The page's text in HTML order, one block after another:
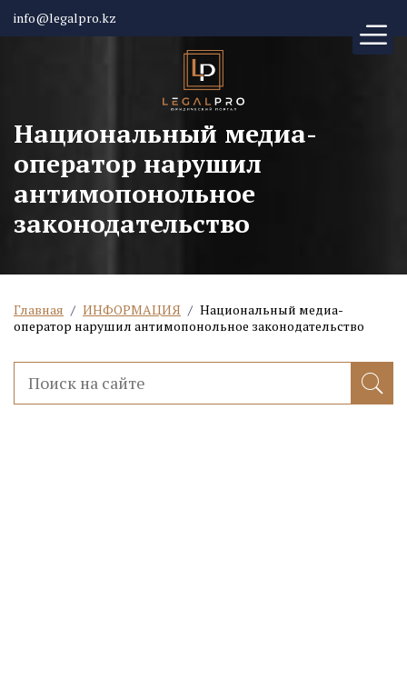
info@legalpro.kz
Национальный медиа-
оператор нарушил
антимопонольное
законодательство
Главная / ИНФОРМАЦИЯ / Национальный медиа-
оператор нарушил антимопонольное законодательство